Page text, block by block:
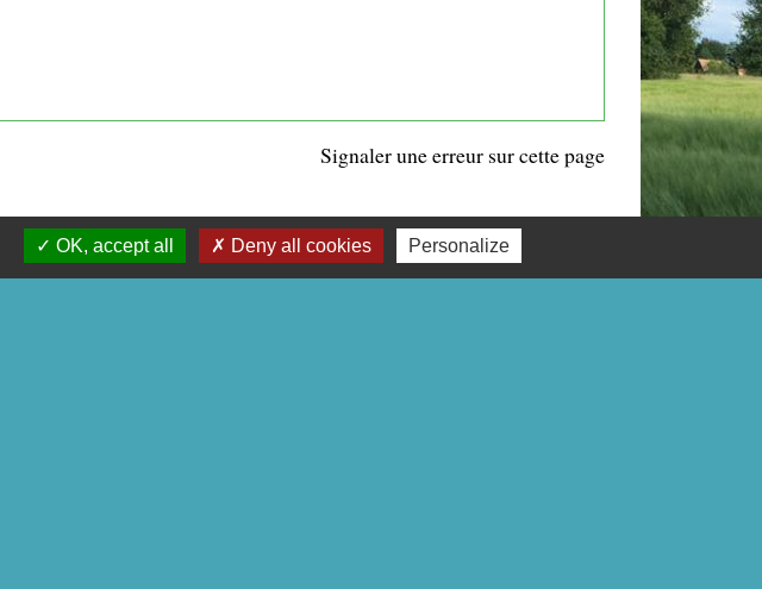
Signaler une erreur sur cette page
OK, accept all Deny all cookies Personalize